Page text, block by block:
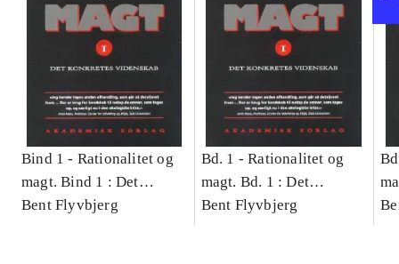
Bind 1 - Rationalitet og
magt. Bind 1 : Det
konkretes videnskab
Bent Flyvbjerg
Bd. 1 -Rationalitet og
magt. Bd. 1 : Det
konkretes videnskab
Bent Flyvbjerg